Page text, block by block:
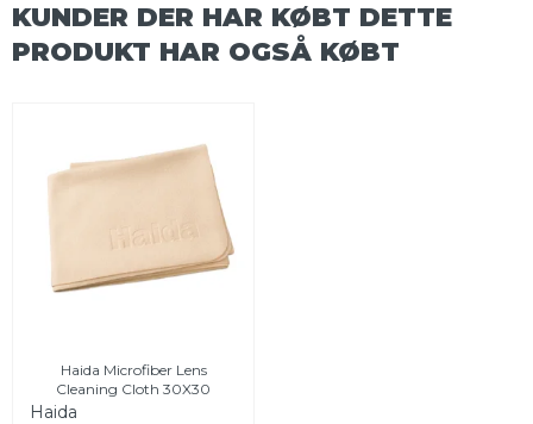
KUNDER DER HAR KØBT DETTE
PRODUKT HAR OGSÅ KØBT
Haida Microfiber Lens
Cleaning Cloth 30X30
Haida